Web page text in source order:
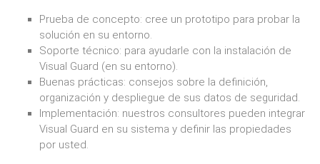
Prueba de concepto: cree un prototipo para probar la
solución en su entorno.
Soporte técnico: para ayudarle con la instalación de
Visual Guard (en su entorno).
Buenas prácticas: consejos sobre la definición,
organización y despliegue de sus datos de seguridad.
Implementación: nuestros consultores pueden integrar
Visual Guard en su sistema y definir las propiedades
por usted.